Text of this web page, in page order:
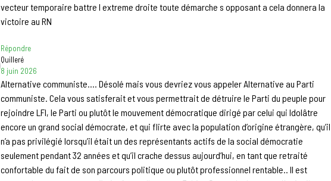
vecteur temporaire battre l extreme droite toute démarche s opposant a cela donnera la
victoire au RN
Répondre
Quilleré
8 juin 2026
Alternative communiste…. Désolé mais vous devriez vous appeler Alternative au Parti
communiste. Cela vous satisferait et vous permettrait de détruire le Parti du peuple pour
rejoindre LFI, le Parti ou plutôt le mouvement démocratique dirigé par celui qui Idolâtre
encore un grand social démocrate, et qui flirte avec la population d’origine étrangère, qu’il
n’a pas privilégié lorsqu’il était un des représentants actifs de la social démocratie
seulement pendant 32 années et qu’il crache dessus aujourd’hui, en tant que retraité
confortable du fait de son parcours politique ou plutôt professionnel rentable.. Il est